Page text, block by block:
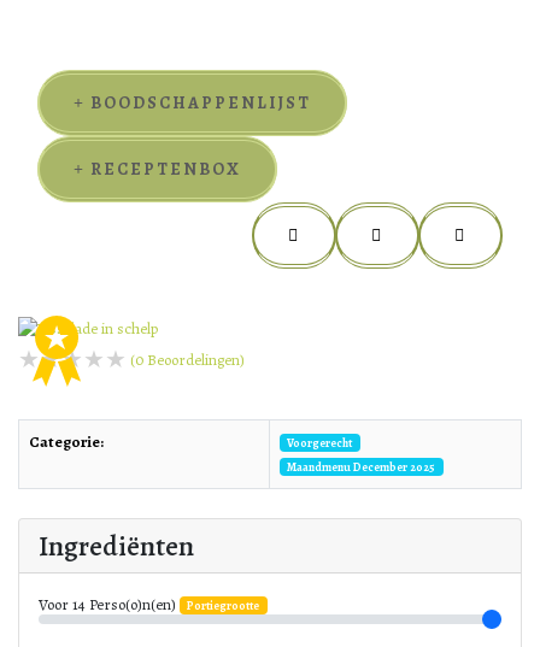
BOODSCHAPPENLIJST
RECEPTENBOX
(0 Beoordelingen)
Categorie:
Voorgerecht
Maandmenu December 2025
Ingrediënten
Voor14 Perso(o)n(en) Portiegrootte